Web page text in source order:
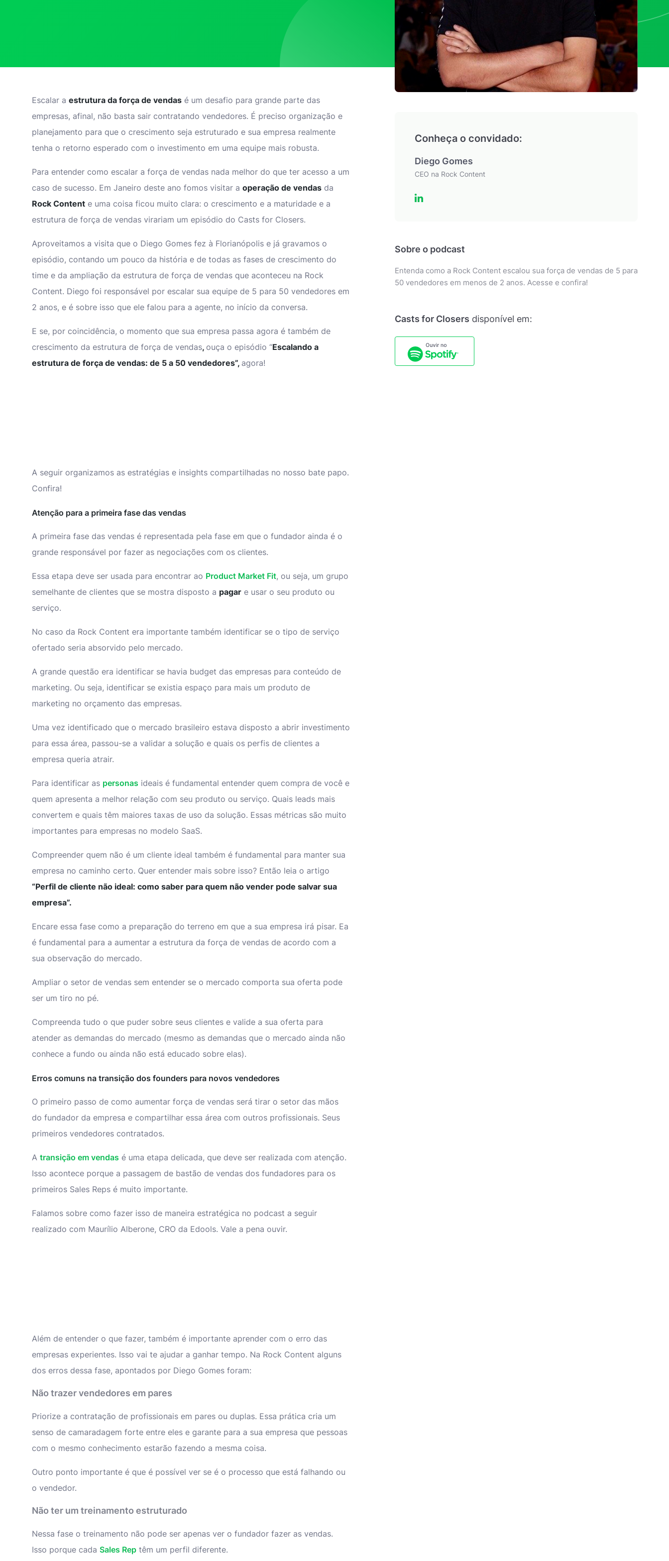
Escalar a estrutura da força de vendasé um desafio para grande parte das
empresas, afinal, não basta sair contratando vendedores. É preciso organização e
planejamento para que o crescimento seja estruturado e sua empresa realmente
tenha o retorno esperado com o investimento em uma equipe mais robusta.
Para entender como escalar a força de vendas nada melhor do que ter acesso a um
caso de sucesso. Em Janeiro deste ano fomos visitar a operação de vendasda
Rock Contente uma coisa ficou muito clara: o crescimento e a maturidade e a
estrutura de força de vendas virariam um episódio do Casts for Closers.
Aproveitamos a visita que o Diego Gomes fez à Florianópolis e já gravamos o
episódio, contando um pouco da história e de todas as fases de crescimento do
time e da ampliação da estrutura de força de vendas que aconteceu na Rock
Content. Diego foi responsável por escalar sua equipe de 5 para 50 vendedores em
2 anos, e é sobre isso que ele falou para a agente, no início da conversa.
E se, por coincidência, o momento que sua empresa passa agora é também de
crescimento da estrutura de força de vendas, ouça o episódio “Escalando a
estrutura de força de vendas: de 5 a 50 vendedores”, agora!
A seguir organizamos as estratégias e insights compartilhadas no nosso bate papo.
Confira!
Atenção para a primeira fase das vendas
A primeira fase das vendas é representada pela fase em que o fundador ainda é o
grande responsável por fazer as negociações com os clientes.
Essa etapa deve ser usada para encontrar ao Product Market Fit, ou seja, um grupo
semelhante de clientes que se mostra disposto a pagare usar o seu produto ou
serviço.
No caso da Rock Content era importante também identificar se o tipo de serviço
ofertado seria absorvido pelo mercado.
A grande questão era identificar se havia budget das empresas para conteúdo de
marketing. Ou seja, identificar se existia espaço para mais um produto de
marketing no orçamento das empresas.
Uma vez identificado que o mercado brasileiro estava disposto a abrir investimento
para essa área, passou-se a validar a solução e quais os perfis de clientes a
empresa queria atrair.
Para identificar as personas ideais é fundamental entender quem compra de você e
quem apresenta a melhor relação com seu produto ou serviço. Quais leads mais
convertem e quais têm maiores taxas de uso da solução. Essas métricas são muito
importantes para empresas no modelo SaaS.
Compreender quem não é um cliente ideal também é fundamental para manter sua
empresa no caminho certo. Quer entender mais sobre isso? Então leia o artigo
“Perfil de cliente não ideal: como saber para quem não vender pode salvar sua
empresa”.
Encare essa fase como a preparação do terreno em que a sua empresa irá pisar. Ea
é fundamental para a aumentar a estrutura da força de vendas de acordo com a
sua observação do mercado.
Ampliar o setor de vendas sem entender se o mercado comporta sua oferta pode
ser um tiro no pé.
Compreenda tudo o que puder sobre seus clientes e valide a sua oferta para
atender as demandas do mercado (mesmo as demandas que o mercado ainda não
conhece a fundo ou ainda não está educado sobre elas).
Erros comuns na transição dos founders para novos vendedores
O primeiro passo de como aumentar força de vendas será tirar o setor das mãos
do fundador da empresa e compartilhar essa área com outros profissionais. Seus
primeiros vendedores contratados.
A transição em vendas é uma etapa delicada, que deve ser realizada com atenção.
Isso acontece porque a passagem de bastão de vendas dos fundadores para os
primeiros Sales Reps é muito importante.
Falamos sobre como fazer isso de maneira estratégica no podcast a seguir
realizado com Maurílio Alberone, CRO da Edools. Vale a pena ouvir.
Além de entender o que fazer, também é importante aprender com o erro das
empresas experientes. Isso vai te ajudar a ganhar tempo. Na Rock Content alguns
dos erros dessa fase, apontados por Diego Gomes foram:
Não trazer vendedores em pares
Priorize a contratação de profissionais em pares ou duplas. Essa prática cria um
senso de camaradagem forte entre eles e garante para a sua empresa que pessoas
com o mesmo conhecimento estarão fazendo a mesma coisa.
Outro ponto importante é que é possível ver se é o processo que está falhando ou
o vendedor.
Não ter um treinamento estruturado
Nessa fase o treinamento não pode ser apenas ver o fundador fazer as vendas.
Isso porque cada Sales Reptêm um perfil diferente.
Conheça o convidado:
Diego Gomes
CEO na Rock Content
Sobre o podcast
Entenda como a Rock Content escalou sua força de vendas de 5 para
50 vendedores em menos de 2 anos. Acesse e confira!
Casts for Closers disponível em: